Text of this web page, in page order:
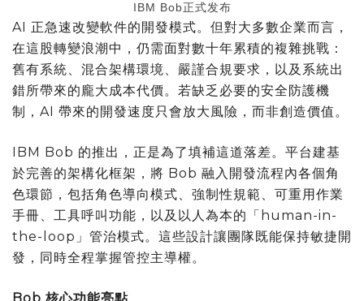
IBM Bob正式发布
AI 正急速改變軟件的開發模式。但對大多數企業而言，
在這股轉變浪潮中，仍需面對數十年累積的複雜挑戰：
舊有系統、混合架構環境、嚴謹合規要求，以及系統出
錯所帶來的龐大成本代價。若缺乏必要的安全防護機
制，AI 帶來的開發速度只會放大風險，而非創造價值。
IBM Bob 的推出，正是為了填補這道落差。平台建基
於完善的架構化框架，將 Bob 融入開發流程內各個角
色環節，包括角色導向模式、強制性規範、可重用作業
手冊、工具呼叫功能，以及以人為本的「human-in-
the-loop」管治模式。這些設計讓團隊既能保持敏捷開
發，同時全程掌握管控主導權。